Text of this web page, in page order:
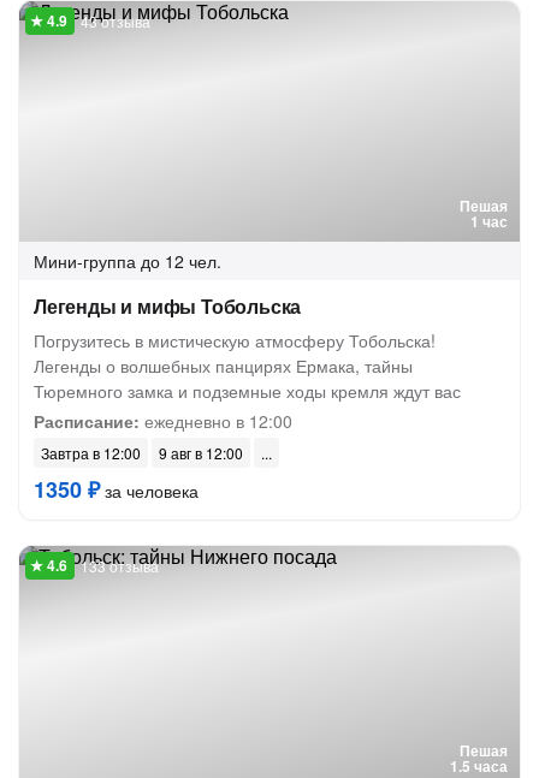
Пешая
1 час
43 отзыва
Мини-группа до 12 чел.
Легенды и мифы Тобольска
Погрузитесь в мистическую атмосферу Тобольска!
Легенды о волшебных панцирях Ермака, тайны
Тюремного замка и подземные ходы кремля ждут вас
Расписание: ежедневно в 12:00
Завтра в 12:00 9 авг в 12:00
1350 ₽за человека
Пешая
1.5 часа
133 отзыва